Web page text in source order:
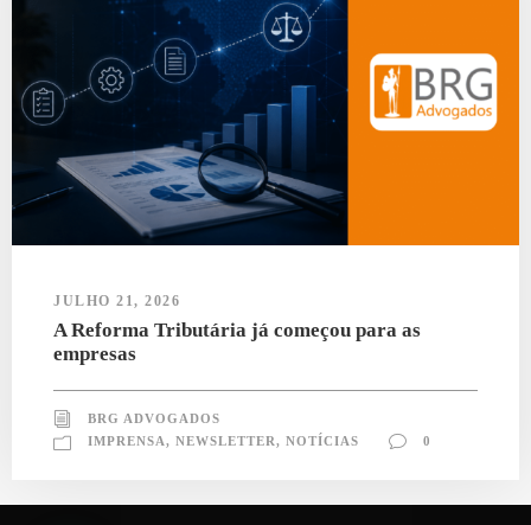
JULHO 21, 2026
A Reforma Tributária já começou para as
empresas
BRG ADVOGADOS
IMPRENSA, NEWSLETTER, NOTÍCIAS 0